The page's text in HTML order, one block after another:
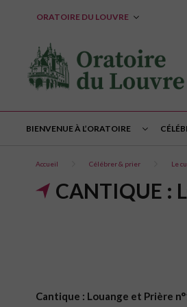
ORATOIRE DU LOUVRE
BIENVENUE À L’ORATOIRE
Accueil Célébrer & prier Le
CANTIQUE :
Cantique : Louange et Prière